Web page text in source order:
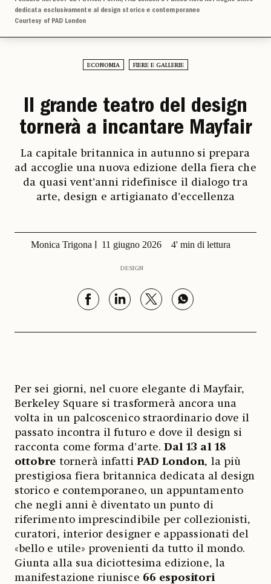
dedicata esclusivamente al design storico e contemporaneo
Courtesy of PAD London
ECONOMIA FIERE E GALLERIE
Il grande teatro del design
tornerà a incantare Mayfair
La capitale britannica in autunno si prepara
ad accoglie una nuova edizione della fiera che
da quasi vent’anni ridefinisce il dialogo tra
arte, design e artigianato d’eccellenza
Monica Trigona 11 giugno 2026 4' min di lettura
DESIGN
Per sei giorni, nel cuore elegante di Mayfair,
Berkeley Square si trasformerà ancora una
volta in un palcoscenico straordinario dove il
passato incontra il futuro e dove il design si
racconta come forma d’arte. Dal 13 al 18
ottobre tornerà infatti PAD London, la più
prestigiosa fiera britannica dedicata al design
storico e contemporaneo, un appuntamento
che negli anni è diventato un punto di
riferimento imprescindibile per collezionisti,
curatori, interior designer e appassionati del
«bello e utile» provenienti da tutto il mondo.
Giunta alla sua diciottesima edizione, la
manifestazione riunisce 66 espositori